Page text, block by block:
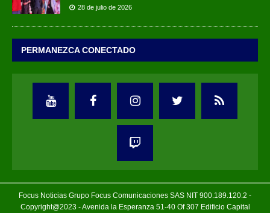
28 de julio de 2026
PERMANEZCA CONECTADO
Focus Noticias Grupo Focus Comunicaciones SAS NIT 900.189.120.2 -
Copyright@2023 - Avenida la Esperanza 51-40 Of 307 Edificio Capital